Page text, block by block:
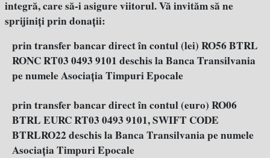
integră, care să-i asigure viitorul. Vă invităm să ne
sprijiniţi prin donaţii:
prin transfer bancar direct în contul (lei) RO56 BTRL
RONC RT03 0493 9101 deschis la Banca Transilvania
pe numele Asociația Timpuri Epocale
prin transfer bancar direct în contul (euro) RO06
BTRL EURC RT03 0493 9101, SWIFT CODE
BTRLRO22 deschis la Banca Transilvania pe numele
Asociația Timpuri Epocale